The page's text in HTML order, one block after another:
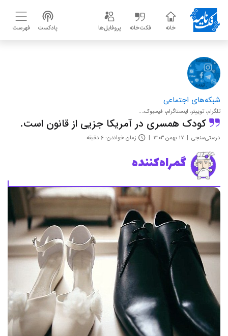
خانه فکت‌خانه پروفایل‌ها پادکست فهرست
شبکه‌های اجتماعی
تلگرام، توییتر، اینستاگرام، فیسبوک،...
کودک همسری در آمریکا جزیی از قانون است.
درستی‌سنجی ۱۷ بهمن ۱۴۰۳ زمان خواندن: ۶ دقیقه
گمراه‌کننده